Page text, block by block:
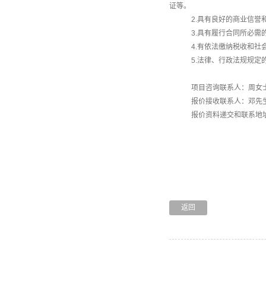
证等。
2.具有良好的商业信誉
3.具有履行合同所必需
4.有依法缴纳税收和社
5.法律、行政法规规定
项目咨询联系人：周女
报价接收联系人：邓先
报价资料递交和联系地
返回